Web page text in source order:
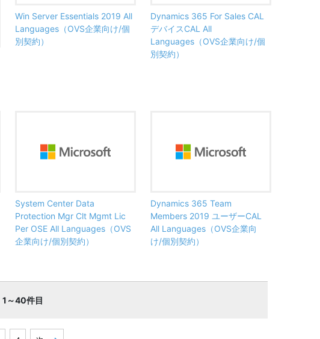
Win Server Essentials 2019 All
Languages（OVS企業向け/個
別契約）
Dynamics 365 For Sales CAL
デバイスCAL All
Languages（OVS企業向け/個
別契約）
System Center Data
Protection Mgr Clt Mgmt Lic
Per OSE All Languages（OVS
企業向け/個別契約）
Dynamics 365 Team
Members 2019 ユーザーCAL
All Languages（OVS企業向
け/個別契約）
1～40件目